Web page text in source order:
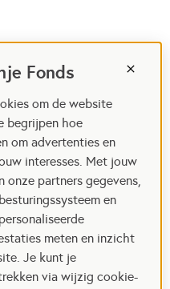
Fonds
om de website
begrijpen hoe
om advertenties en
interesses. Met jouw
onze partners gegevens,
en
meten en inzicht
Je kunt je
via wijzig cookie-